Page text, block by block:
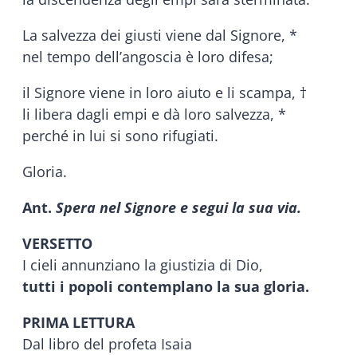
La salvezza dei giusti viene dal Signore, *
nel tempo dell’angoscia è loro difesa;
il Signore viene in loro aiuto e li scampa, †
li libera dagli empi e dà loro salvezza, *
perché in lui si sono rifugiati.
Gloria.
Ant. Spera nel Signore e segui la sua via.
VERSETTO
I cieli annunziano la giustizia di Dio,
tutti i popoli contemplano la sua gloria.
PRIMA LETTURA
Dal libro del profeta Isaia